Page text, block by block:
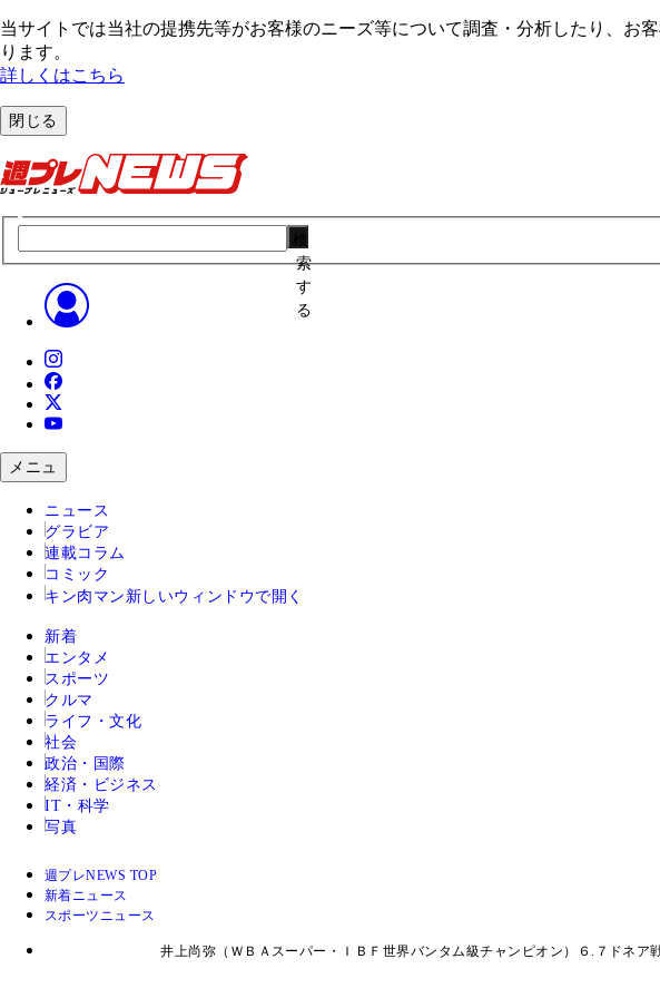
当サイトでは当社の提携先等がお客様のニーズ等について調査・分析したり、お
ります。
詳しくはこちら
閉じる
索
す
る
メニュ
ニュース
グラビア
連載コラム
コミック
キン肉マン 新しいウィンドウで開く
新着
エンタメ
スポーツ
クルマ
ライフ・文化
社会
政治・国際
経済・ビジネス
IT・科学
写真
週プレNEWS TOP
新着ニュース
スポーツニュース
井上尚弥（ＷＢＡスーパー・ＩＢＦ世界バンタム級チャンピオン）６.７ドネ